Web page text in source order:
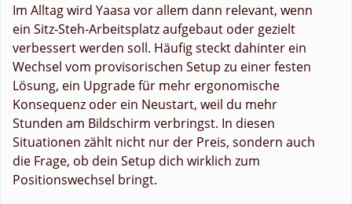
Im Alltag wird Yaasa vor allem dann relevant, wenn
ein Sitz-Steh-Arbeitsplatz aufgebaut oder gezielt
verbessert werden soll. Häufig steckt dahinter ein
Wechsel vom provisorischen Setup zu einer festen
Lösung, ein Upgrade für mehr ergonomische
Konsequenz oder ein Neustart, weil du mehr
Stunden am Bildschirm verbringst. In diesen
Situationen zählt nicht nur der Preis, sondern auch
die Frage, ob dein Setup dich wirklich zum
Positionswechsel bringt.